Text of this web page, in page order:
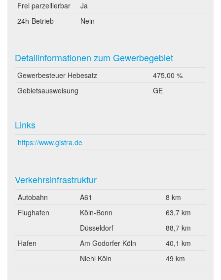
Frei parzellierbar
Ja
24h-Betrieb
Nein
Detailinformationen zum Gewerbegebiet
Gewerbesteuer Hebesatz
475,00 %
Gebietsausweisung
GE
Links
https://www.gistra.de
Verkehrsinfrastruktur
Autobahn A61
8 km
Flughafen
Köln-Bonn
63,7 km
Düsseldorf
88,7 km
Hafen
Am Godorfer Köln
40,1 km
Niehl Köln
49 km